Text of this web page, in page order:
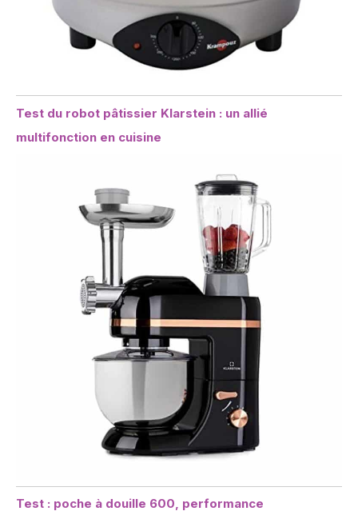
Test du robot pâtissier Klarstein : un allié
multifonction en cuisine
Test : poche à douille 600, performance